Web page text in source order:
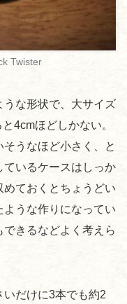
Twister
な形状で、大サイズ
4cmほどしかない。
うなほど小さく、と
ているケースはしっか
めておくとちょうどい
うな作りになってい
きるなどよく考えら
だけに3本でも約2